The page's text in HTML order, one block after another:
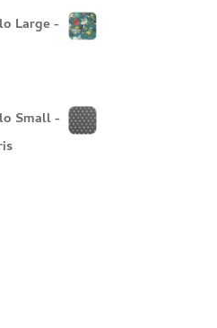
prix
Large -
Small -